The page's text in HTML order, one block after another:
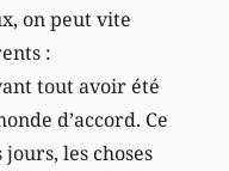
on peut vite
:
tout avoir été
d’accord. Ce
les choses